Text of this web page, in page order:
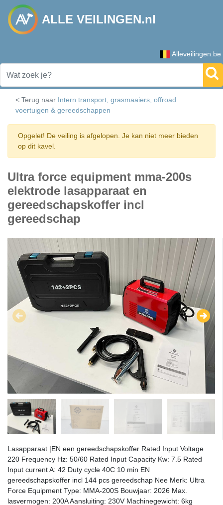
ALLE VEILINGEN.nl
Alleveilingen.be
< Terug naar Intern transport, grasmaaiers, offroad
voertuigen & gereedschappen
Opgelet! De veiling is afgelopen. Je kan niet meer bieden
op dit kavel.
Ultra force equipment mma-200s
elektrode lasapparaat en
gereedschapskoffer incl
gereedschap
Lasapparaat |EN een gereedschapskoffer Rated Input Voltage
220 Frequency Hz: 50/60 Rated Input Capacity Kw: 7.5 Rated
Input current A: 42 Duty cycle 40C 10 min EN
gereedschapskoffer incl 144 pcs gereedschap Nee Merk: Ultra
Force Equipment Type: MMA-200S Bouwjaar: 2026 Max.
lasvermogen: 200A Aansluiting: 230V Machinegewicht: 6kg